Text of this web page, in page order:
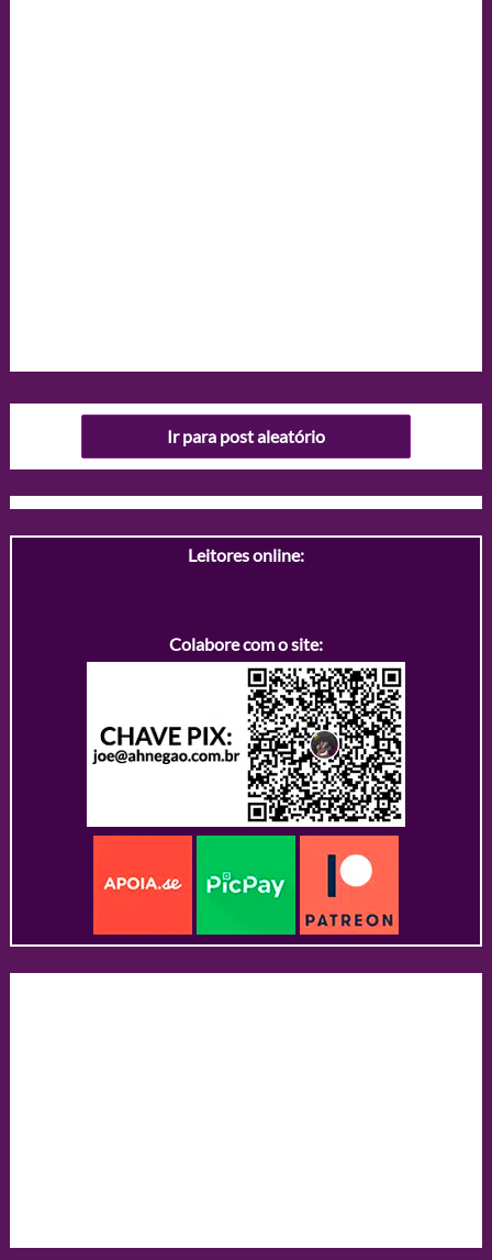
Ir para post aleatório
Leitores online:
Colabore com o site: